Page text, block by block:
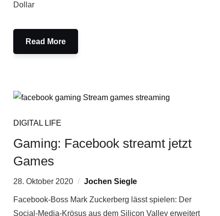
Dollar
Read More
DIGITAL LIFE
Gaming: Facebook streamt jetzt
Games
28. Oktober 2020 Jochen Siegle
Facebook-Boss Mark Zuckerberg lässt spielen: Der
Social-Media-Krösus aus dem Silicon Valley erweitert